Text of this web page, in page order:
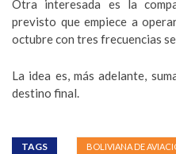
Otra interesada es la
previsto que empiece a
octubre con tres frecuencias
La idea es, más adelante,
destino final.
TAGS BOLIVIANA DE